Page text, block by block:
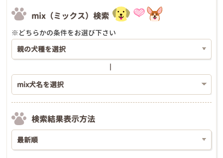
mix（ミックス）検索
※どちらかの条件をお選び下さい
検索結果表示方法